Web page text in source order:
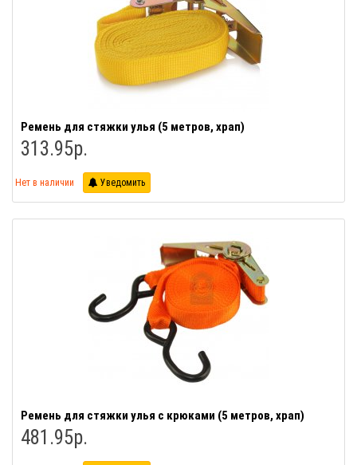
Ремень для стяжки улья (5 метров, храп)
313.95р.
Нет в наличии Уведомить
Ремень для стяжки улья с крюками (5 метров, храп)
481.95р.